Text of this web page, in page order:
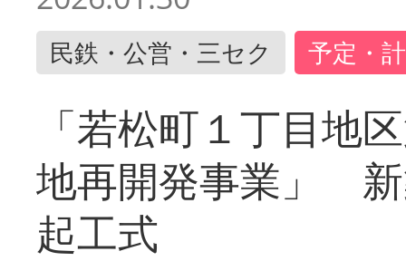
民鉄・公営・三セク 予定・
「若松町１丁目地
地再開発事業」
起工式